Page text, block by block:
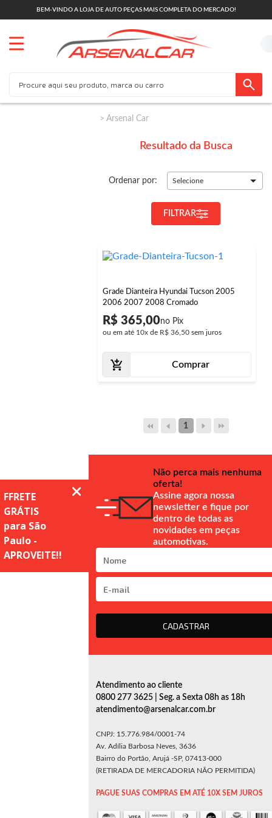
BEM-VINDO A LOJA DE AUTO PEÇAS MAIS COMPLETA DO MERCADO!
Arsenal Car
Resultado da Busca
Ordenar por: Selecione
FILTRAR
Grade Dianteira Hyundai Tucson 2005
2006 2007 2008 Cromado
R$ 365,00
ou em até 10x de R$ 36,50 sem juros
Comprar
1
Não perca mais nenhuma
oferta!
Assine agora nossa
newsletter e fique por
dentro de todas as
novidades em peças
automotivas.
CADASTRAR
Atendimento ao cliente
0800 277 3625 | Seg. a Sexta 08h as 18h
atendimento@arsenalcar.com.br
CNPJ: 15.776.984/0001-74
Av. Adília Barbosa Neves, 3636
Bairro do Portão, Arujá -SP, 07413-000
(RETIRADA DE MERCADORIA NÃO PERMITIDA)
PAGUE SUAS COMPRAS EM ATÉ 10X SEM JUROS